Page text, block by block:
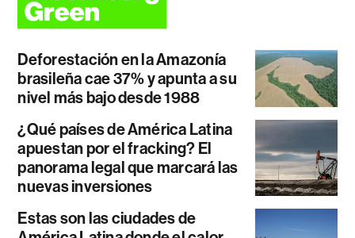
Deforestación en la Amazonía
brasileña cae 37% y apunta a su
nivel más bajo desde 1988
¿Qué países de América Latina
apuestan por el fracking? El
panorama legal que marcará las
nuevas inversiones
Estas son las ciudades de